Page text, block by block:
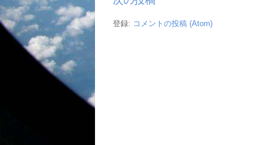
登録: コメントの投稿 (Atom)